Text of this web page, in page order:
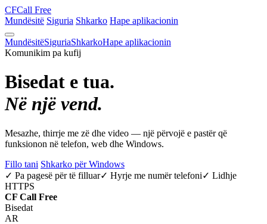
CFCall Free
Mundësitë Siguria Shkarko Hape aplikacionin
MundësitëSiguriaShkarkoHape aplikacionin
Komunikim pa kufij
Bisedat e tua.
Në një vend.
Mesazhe, thirrje me zë dhe video — një përvojë e pastër që
funksionon në telefon, web dhe Windows.
Fillo tani Shkarko për Windows
✓ Pa pagesë për të filluar✓ Hyrje me numër telefoni✓ Lidhje
HTTPS
CF Call Free
Bisedat
AR